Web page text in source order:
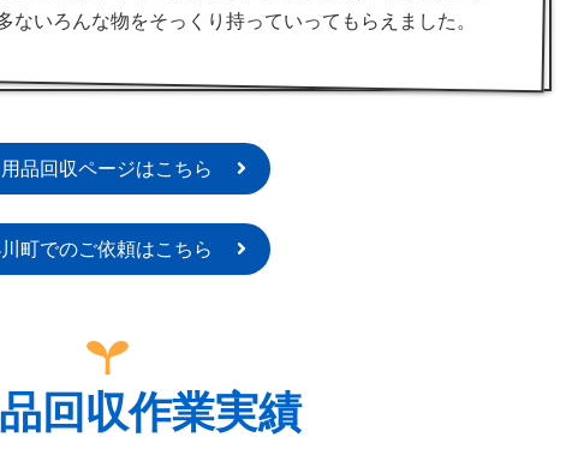
いろんな物をそっくり持っていってもらえました。
品回収ページはこちら
町でのご依頼はこちら
回収作業実績